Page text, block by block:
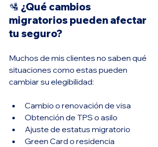
🛂 ¿Qué cambios
migratorios pueden afectar
tu seguro?
Muchos de mis clientes no saben qué
situaciones como estas pueden
cambiar su elegibilidad:
Cambio o renovación de visa
Obtención de TPS o asilo
Ajuste de estatus migratorio
Green Card o residencia